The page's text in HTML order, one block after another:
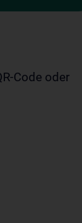
Code oder